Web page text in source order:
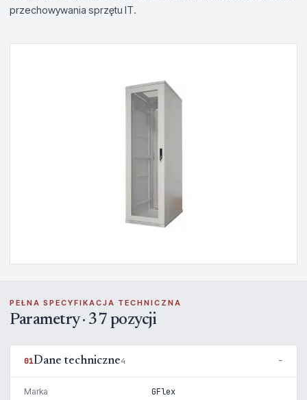
przechowywania sprzętu IT.
PEŁNA SPECYFIKACJA TECHNICZNA
Parametry · 37 pozycji
01Dane techniczne4
Marka GFlex